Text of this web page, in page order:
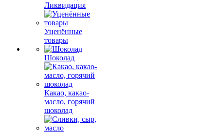
Ликвидация
Уценённые
товары
Шоколад
Какао, какао-
масло, горячий
шоколад